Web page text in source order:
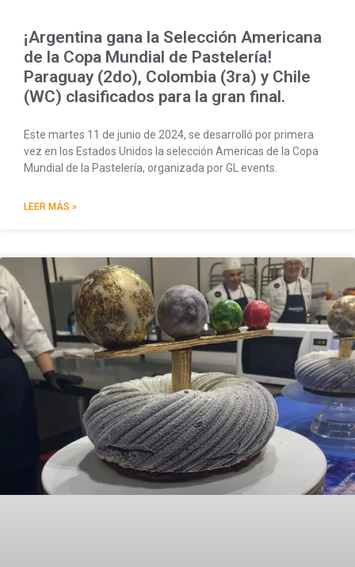
¡Argentina gana la Selección Americana
de la Copa Mundial de Pastelería!
Paraguay (2do), Colombia (3ra) y Chile
(WC) clasificados para la gran final.
Este martes 11 de junio de 2024, se desarrolló por primera
vez en los Estados Unidos la selección Americas de la Copa
Mundial de la Pastelería, organizada por GL events.
LEER MÁS »